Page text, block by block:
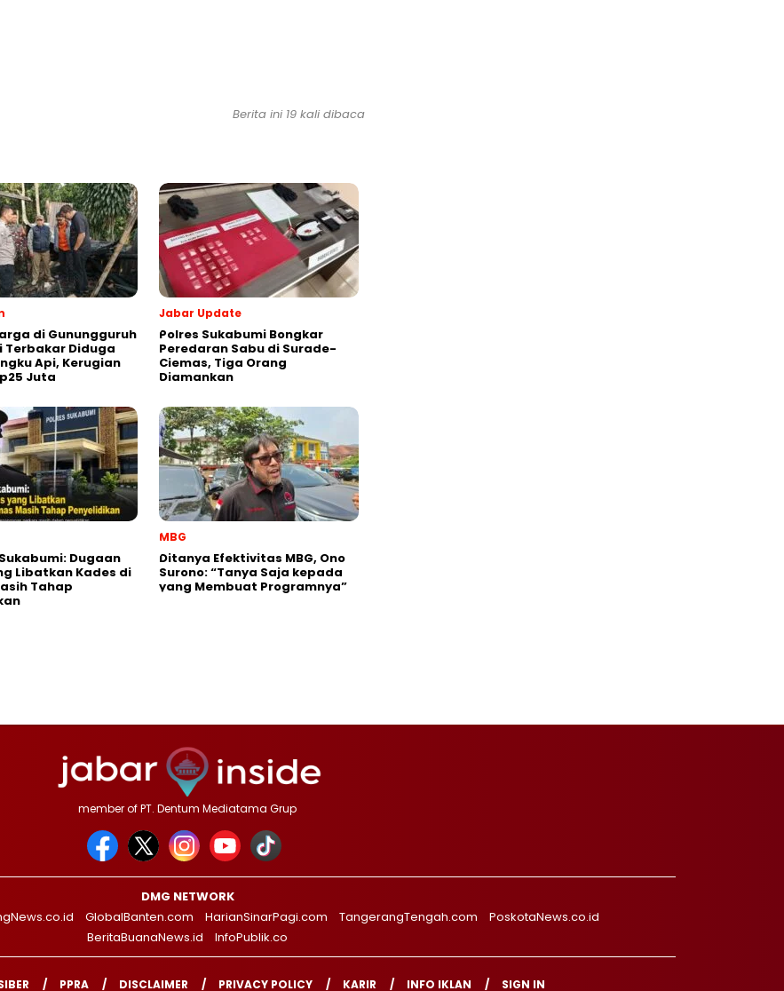
Berita ini 19 kali dibaca
di Gunungguruh
Terbakar Diduga
Api, Kerugian
Juta
Jabar Update
Polres Sukabumi Bongkar
Peredaran Sabu di Surade-
Ciemas, Tiga Orang
Diamankan
Dugaan
Libatkan Kades di
Tahap
MBG
‎Ditanya Efektivitas MBG, Ono
Surono: “Tanya Saja kepada
yang Membuat Programnya”‎
member of PT. Dentum Mediatama Grup
DMG NETWORK
GlobalBanten.com HarianSinarPagi.com TangerangTengah.com
PoskotaNews.co.id
BeritaBuanaNews.id
InfoPublik.co
PPRA DISCLAIMER PRIVACY POLICY KARIR INFO IKLAN SIGN IN